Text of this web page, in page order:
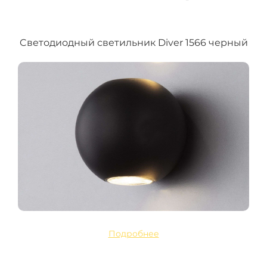
Cветодиодный светильник Diver 1566 черный
Подробнее